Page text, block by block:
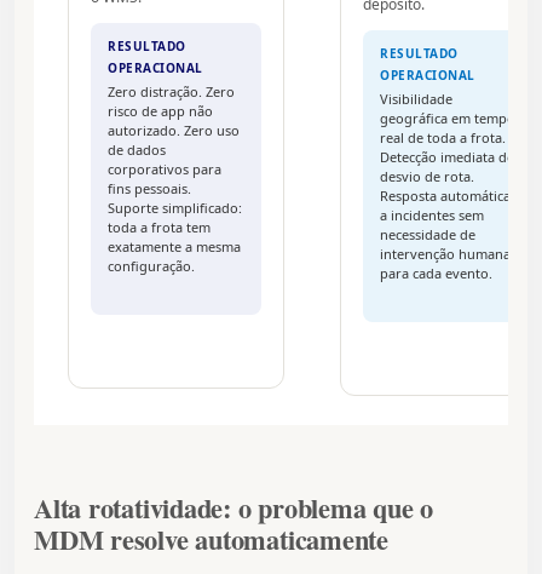
RESULTADO
OPERACIONAL
Zero distração. Zero
risco de app não
autorizado. Zero uso
de dados
corporativos para
fins pessoais.
Suporte simplificado:
toda a frota tem
exatamente a mesma
configuração.
depósito.
RESULTADO
OPERACIONAL
Visibilidade
geográfica em tempo
real de toda a frota.
Detecção imediata de
desvio de rota.
Resposta automática
a incidentes sem
necessidade de
intervenção humana
para cada evento.
Alta rotatividade: o problema que o
MDM resolve automaticamente